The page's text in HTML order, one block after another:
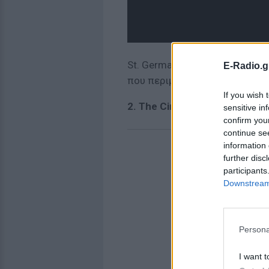
E-
If you wish
sensitive
confirm
continue
information
further
I want
St. Germain, διότι όταν
που περιμέναμε 15 χρόνια.
2. The Cinematic Orchestra -